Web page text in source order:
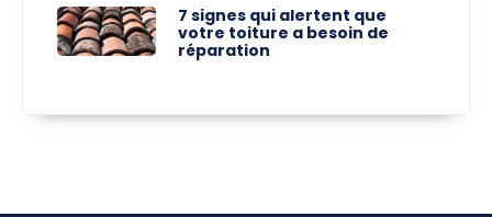
7 signes qui alertent que
votre toiture a besoin de
réparation